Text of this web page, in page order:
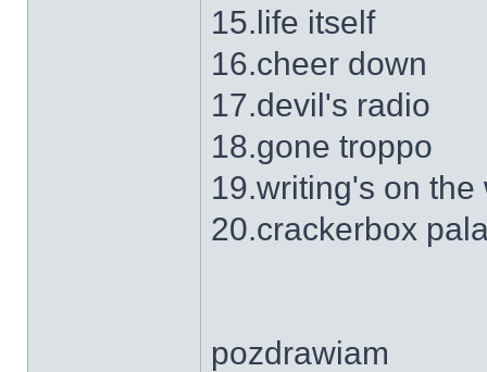
15.life itself
16.cheer down
17.devil's radio
18.gone troppo
19.writing's on the
20.crackerbox
pozdrawiam